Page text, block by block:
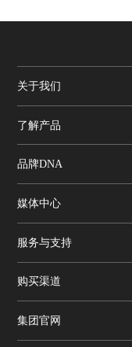
关于我们
了解产品
品牌DNA
媒体中心
服务与支持
购买渠道
集团官网